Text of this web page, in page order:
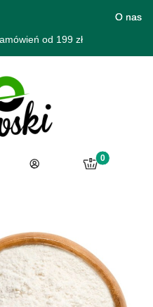
O nas
od 199 zł
Zaloguj się
Produkty w
Koszyk